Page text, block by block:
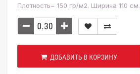
Плотность~ 150 гр/м2. Ширина 110 см.
ДОБАВИТЬ В КОРЗИНУ